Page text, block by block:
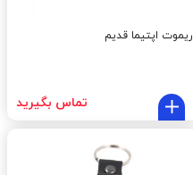
ریموت اپتیما قدیم
تماس بگیرید